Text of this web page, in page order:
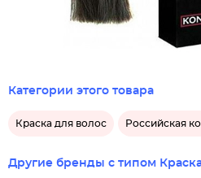
Категории этого товара
Краска для волос Российская
Другие бренды с типом